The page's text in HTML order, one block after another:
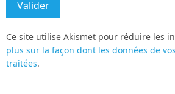
Ce site utilise Akismet pour réduire les
plus sur la façon dont les données de
traitées.